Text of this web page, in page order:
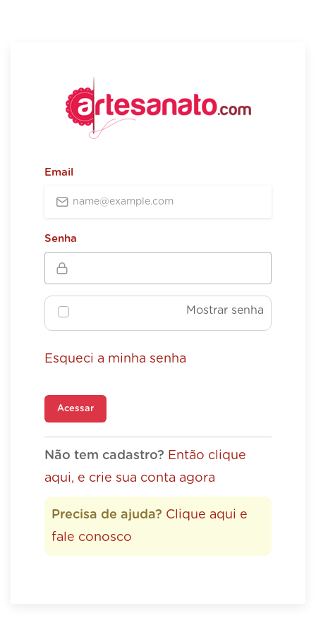
Email
Senha
Mostrar senha
Esqueci a minha senha
Acessar
Não tem cadastro? Então clique
aqui, e crie sua conta agora
Precisa de ajuda? Clique aqui e
fale conosco